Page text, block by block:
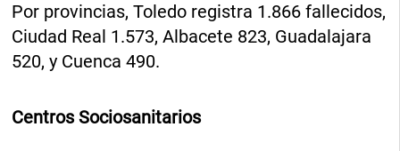
Por provincias, Toledo registra 1.866 fallecidos,
Ciudad Real 1.573, Albacete 823, Guadalajara
520, y Cuenca 490.
Centros Sociosanitarios